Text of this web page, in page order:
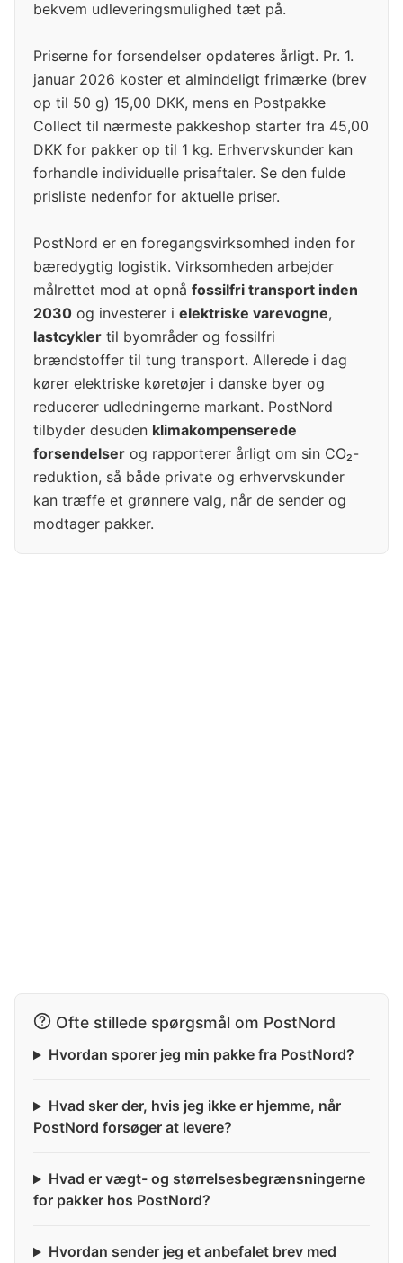
bekvem udleveringsmulighed tæt på.
Priserne for forsendelser opdateres årligt. Pr. 1.
januar 2026 koster et almindeligt frimærke (brev
op til 50 g) 15,00 DKK, mens en Postpakke
Collect til nærmeste pakkeshop starter fra 45,00
DKK for pakker op til 1 kg. Erhvervskunder kan
forhandle individuelle prisaftaler. Se den fulde
prisliste nedenfor for aktuelle priser.
PostNord er en foregangsvirksomhed inden for
bæredygtig logistik. Virksomheden arbejder
målrettet mod at opnå fossilfri transport inden
2030 og investerer i elektriske varevogne,
lastcykler til byområder og fossilfri
brændstoffer til tung transport. Allerede i dag
kører elektriske køretøjer i danske byer og
reducerer udledningerne markant. PostNord
tilbyder desuden klimakompenserede
forsendelser og rapporterer årligt om sin CO₂-
reduktion, så både private og erhvervskunder
kan træffe et grønnere valg, når de sender og
modtager pakker.
Ofte stillede spørgsmål om PostNord
Hvordan sporer jeg min pakke fra PostNord?
Hvad sker der, hvis jeg ikke er hjemme, når
PostNord forsøger at levere?
Hvad er vægt- og størrelsesbegrænsningerne
for pakker hos PostNord?
Hvordan sender jeg et anbefalet brev med